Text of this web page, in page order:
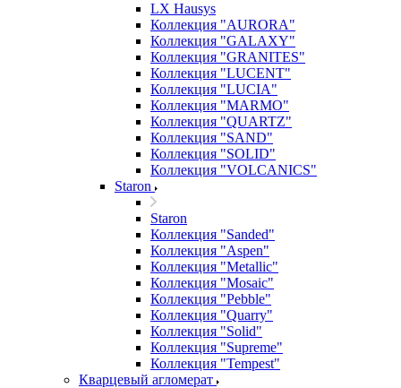
LX Hausys
Коллекция "AURORA"
Коллекция "GALAXY"
Коллекция "GRANITES"
Коллекция "LUCENT"
Коллекция "LUCIA"
Коллекция "MARMO"
Коллекция "QUARTZ"
Коллекция "SAND"
Коллекция "SOLID"
Коллекция "VOLCANICS"
Staron
Staron
Коллекция "Sanded"
Коллекция "Aspen"
Коллекция "Metallic"
Коллекция "Mosaic"
Коллекция "Pebble"
Коллекция "Quarry"
Коллекция "Solid"
Коллекция "Supreme"
Коллекция "Tempest"
Кварцевый агломерат